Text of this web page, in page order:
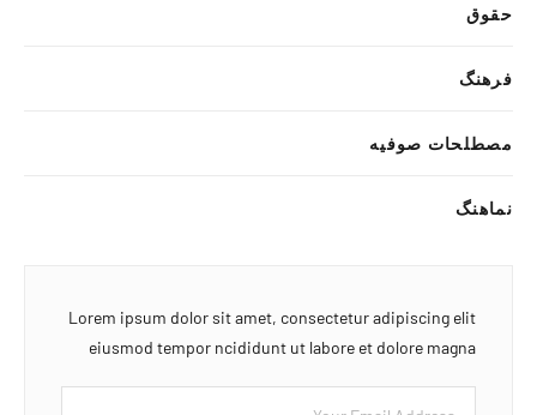
حقوق
فرهنگ
مصطلحات صوفیه
نماهنگ
Lorem ipsum dolor sit amet, consectetur adipiscing elit
eiusmod tempor ncididunt ut labore et dolore magna